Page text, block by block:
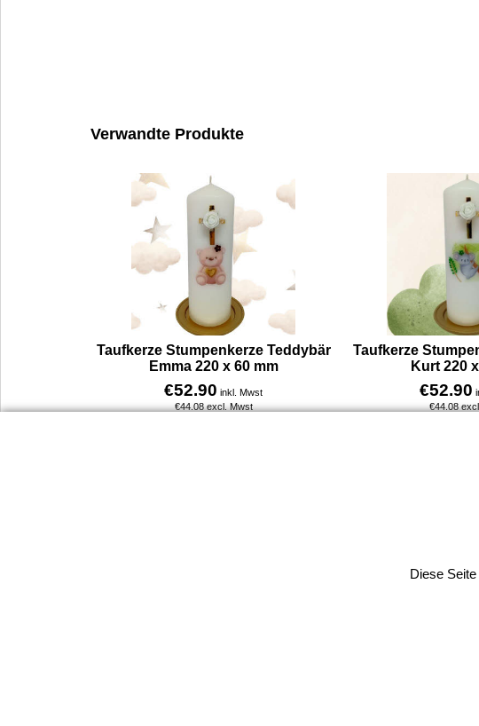
Verwandte Produkte
Taufkerze Stumpenkerze Teddybär
Emma 220 x 60 mm
€52.90 inkl. Mwst
€44.08 excl. Mwst
Taufkerze
Kurt 220
€52.90
€44.08
Dienstag -
Diese